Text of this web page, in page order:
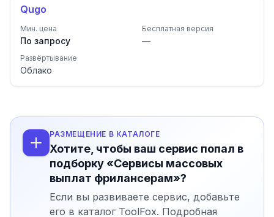
Qugo
Мин. цена
По запросу
Бесплатная версия
—
Развёртывание
Облако
РАЗМЕЩЕНИЕ В КАТАЛОГЕ
Хотите, чтобы ваш сервис попал в
подборку «Сервисы массовых
выплат фрилансерам»?
Если вы развиваете сервис, добавьте
его в каталог ToolFox. Подробная